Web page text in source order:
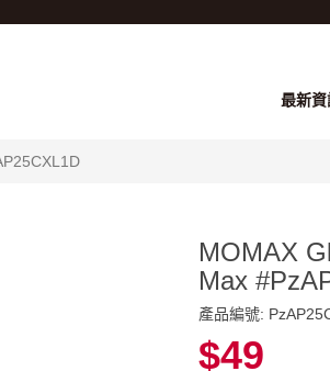
最新資
MOMAX
Max
產品編號:
$49